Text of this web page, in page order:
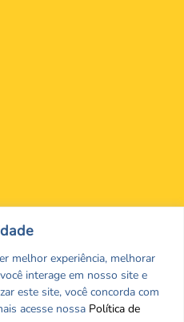
melhor experiência, melhorar
interage em nosso site e
este site, você concorda com
acesse nossa Política de